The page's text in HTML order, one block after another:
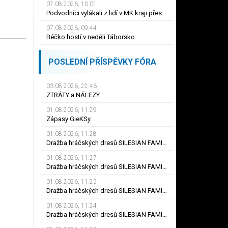
07.08.2026, 10.01
Podvodníci vylákali z lidí v MK kraji přes milion korun. Stačila jediná zpráva
07.08.2026, 09.44
Béčko hostí v neděli Táborsko
POSLEDNÍ PŘÍSPĚVKY FÓRA
03.08.2026, 22.46
ZTRÁTY a NÁLEZY
01.08.2026, 11.29
Zápasy GieKSy
01.08.2026, 11.28
Dražba hráčských dresů SILESIAN FAMILY - #25 Robert SADOWSKI
01.08.2026, 11.27
Dražba hráčských dresů SILESIAN FAMILY - #22
01.08.2026, 11.25
Dražba hráčských dresů SILESIAN FAMILY - #6
01.08.2026, 11.24
Dražba hráčských dresů SILESIAN FAMILY - #21 Jiří KLÍMA